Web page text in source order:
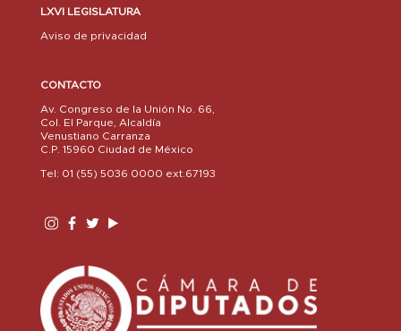
LXVI LEGISLATURA
Aviso de privacidad
CONTACTO
Av. Congreso de la Unión No. 66,
Col. El Parque, Alcaldía
Venustiano Carranza
C.P. 15960 Ciudad de México
Tel: 01 (55) 5036 0000 ext.67193